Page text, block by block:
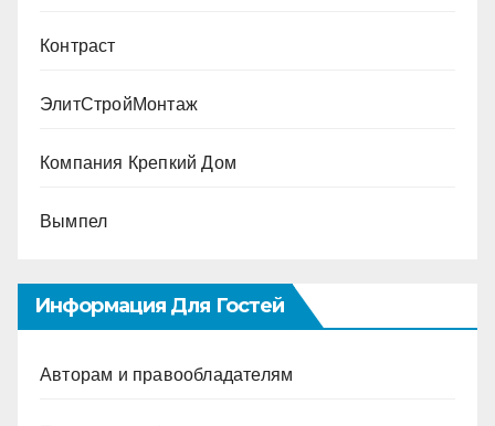
Контраст
ЭлитСтройМонтаж
Компания Крепкий Дом
Вымпел
Информация Для Гостей
Авторам и правообладателям